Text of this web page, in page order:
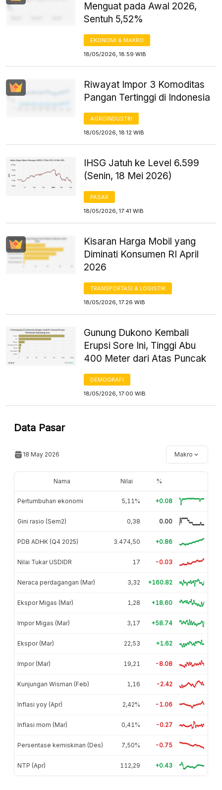
Menguat pada Awal 2026,
Sentuh 5,52%
EKONOMI & MAKRO
18/05/2026, 18:59 WIB
Riwayat Impor 3 Komoditas
Pangan Tertinggi di Indonesia
AGROINDUSTRI
18/05/2026, 18:12 WIB
IHSG Jatuh ke Level 6.599
(Senin, 18 Mei 2026)
PASAR
18/05/2026, 17:41 WIB
Kisaran Harga Mobil yang
Diminati Konsumen RI April
2026
TRANSPORTASI & LOGISTIK
18/05/2026, 17:26 WIB
Gunung Dukono Kembali
Erupsi Sore Ini, Tinggi Abu
400 Meter dari Atas Puncak
DEMOGRAFI
18/05/2026, 17:00 WIB
Data Pasar
18 May 2026 Makro
Nama Nilai %
Pertumbuhan ekonomi 5,11% +0.08
Gini rasio (Sem2) 0,38 0.00
PDB ADHK (Q4 2025) 3.474,50 +0.86
Nilai Tukar USDIDR 17 -0.03
Neraca perdagangan (Mar) 3,32 +160.82
Ekspor Migas (Mar) 1,28 +18.60
Impor Migas (Mar) 3,17 +58.74
Ekspor (Mar) 22,53 +1.62
Impor (Mar) 19,21 -8.08
Kunjungan Wisman (Feb) 1,16 -2.42
Inflasi yoy (Apr) 2,42% -1.06
Inflasi mom (Mar) 0,41% -0.27
Persentase kemiskinan (Des) 7,50% -0.75
NTP (Apr) 112,29 +0.43